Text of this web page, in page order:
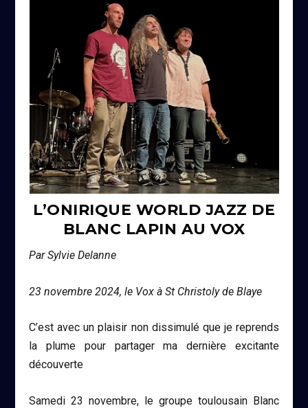
L’ONIRIQUE WORLD JAZZ DE
BLANC LAPIN AU VOX
Par Sylvie Delanne
23 novembre 2024, le Vox à St Christoly de Blaye
C’est avec un plaisir non dissimulé que je reprends
la plume pour partager ma dernière excitante
découverte
Samedi 23 novembre, le groupe toulousain Blanc